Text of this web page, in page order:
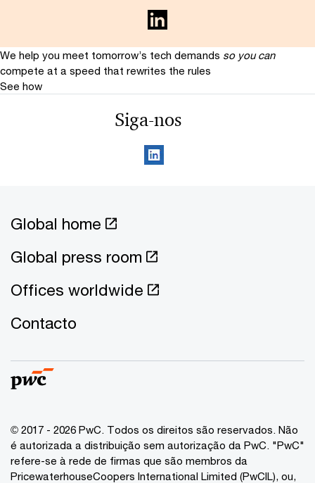
We help you meet tomorrow’s tech demands so you can
compete at a speed that rewrites the rules
See how
Siga-nos
Global home
Global press room
Offices worldwide
Contacto
© 2017 - 2026 PwC. Todos os direitos são reservados. Não
é autorizada a distribuição sem autorização da PwC. "PwC"
refere-se à rede de firmas que são membros da
PricewaterhouseCoopers International Limited (PwCIL), ou,